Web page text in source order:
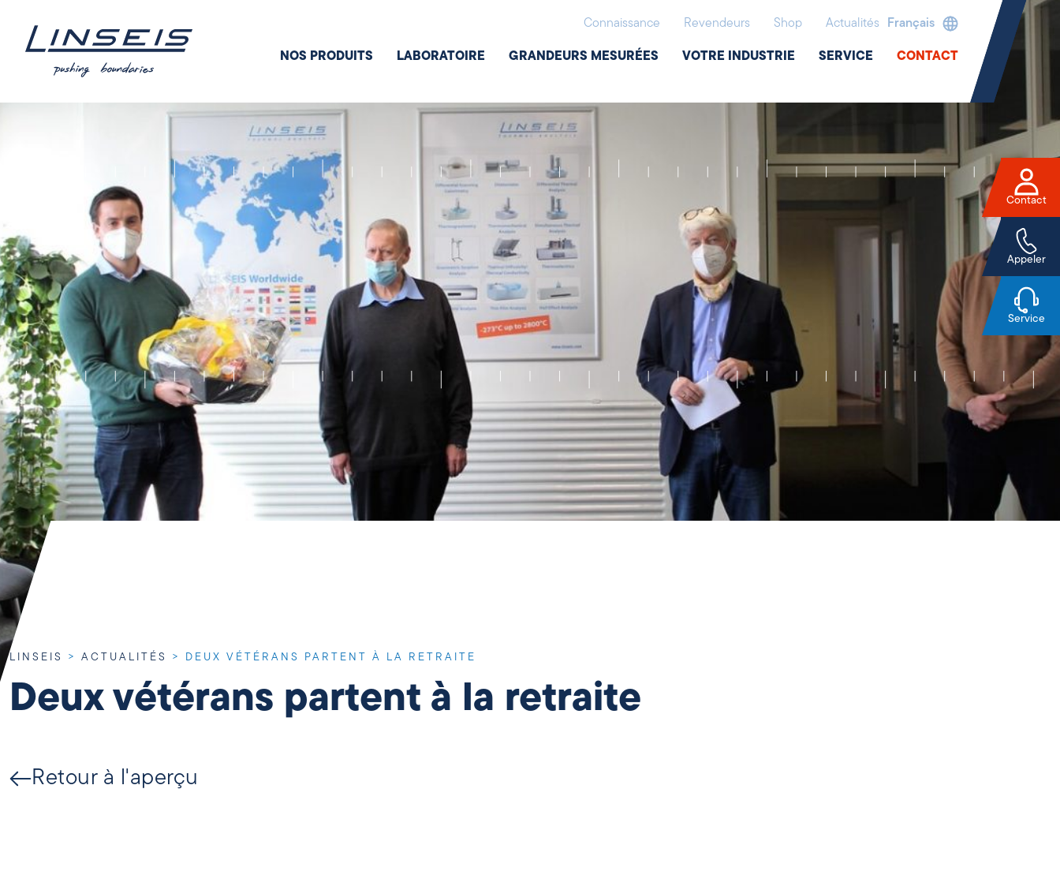
Connaissance Revendeurs Shop Actualités Français
NOS PRODUITS LABORATOIRE GRANDEURS MESURÉES VOTRE INDUSTRIE SERVICE CONTACT
LINSEIS > ACTUALITÉS > DEUX VÉTÉRANS PARTENT À LA RETRAITE
Deux vétérans partent à la retraite
Retour à l'aperçu
Contact
Appeler
Service